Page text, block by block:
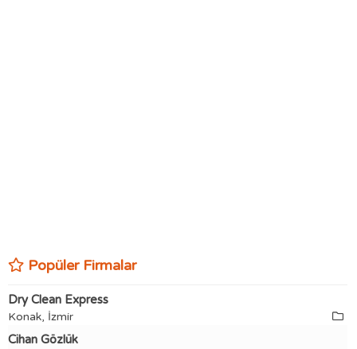
Popüler Firmalar
Dry Clean Express
Konak, İzmir
Cihan Gözlük